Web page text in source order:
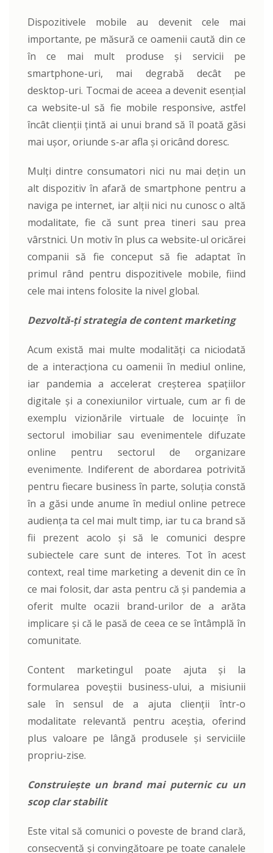
Dispozitivele mobile au devenit cele mai
importante, pe măsură ce oamenii caută din ce
în ce mai mult produse și servicii pe
smartphone-uri, mai degrabă decât pe
desktop-uri. Tocmai de aceea a devenit esențial
ca website-ul să fie mobile responsive, astfel
încât clienții țintă ai unui brand să îl poată găsi
mai ușor, oriunde s-ar afla și oricând doresc.
Mulți dintre consumatori nici nu mai dețin un
alt dispozitiv în afară de smartphone pentru a
naviga pe internet, iar alții nici nu cunosc o altă
modalitate, fie că sunt prea tineri sau prea
vârstnici. Un motiv în plus ca website-ul oricărei
companii să fie conceput să fie adaptat în
primul rând pentru dispozitivele mobile, fiind
cele mai intens folosite la nivel global.
Dezvoltă-ți strategia de content marketing
Acum există mai multe modalități ca niciodată
de a interacționa cu oamenii în mediul online,
iar pandemia a accelerat creșterea spațiilor
digitale și a conexiunilor virtuale, cum ar fi de
exemplu vizionările virtuale de locuințe în
sectorul imobiliar sau evenimentele difuzate
online pentru sectorul de organizare
evenimente. Indiferent de abordarea potrivită
pentru fiecare business în parte, soluția constă
în a găsi unde anume în mediul online petrece
audiența ta cel mai mult timp, iar tu ca brand să
fii prezent acolo și să le comunici despre
subiectele care sunt de interes. Tot în acest
context, real time marketing a devenit din ce în
ce mai folosit, dar asta pentru că și pandemia a
oferit multe ocazii brand-urilor de a arăta
implicare și că le pasă de ceea ce se întâmplă în
comunitate.
Content marketingul poate ajuta și la
formularea poveștii business-ului, a misiunii
sale în sensul de a ajuta clienții într-o
modalitate relevantă pentru aceștia, oferind
plus valoare pe lângă produsele și serviciile
propriu-zise.
Construiește un brand mai puternic cu un
scop clar stabilit
Este vital să comunici o poveste de brand clară,
consecventă și convingătoare pe toate canalele